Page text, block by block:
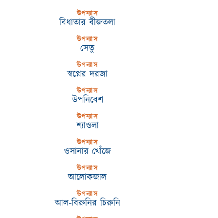
উপন্যাস
বিধাতার বীজতলা
উপন্যাস
সেতু
উপন্যাস
স্বপ্নের দরজা
উপন্যাস
উপনিবেশ
উপন্যাস
শ্যাওলা
উপন্যাস
ওসানার খোঁজে
উপন্যাস
আলোকজাল
উপন্যাস
আল-বিরুনির চিরুনি